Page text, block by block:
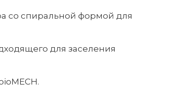
со спиральной формой для
для заселения